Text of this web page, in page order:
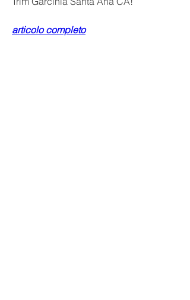
articolo completo